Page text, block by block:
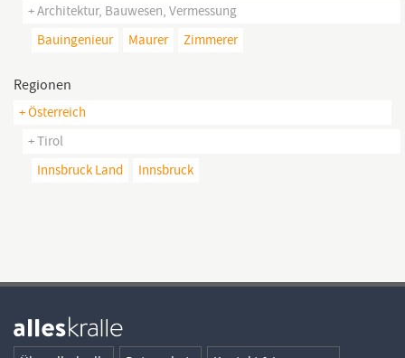
+ Architektur, Bauwesen, Vermessung
Bauingenieur
Maurer Zimmerer
Regionen
+ Österreich
+ Tirol
Innsbruck Land
Innsbruck